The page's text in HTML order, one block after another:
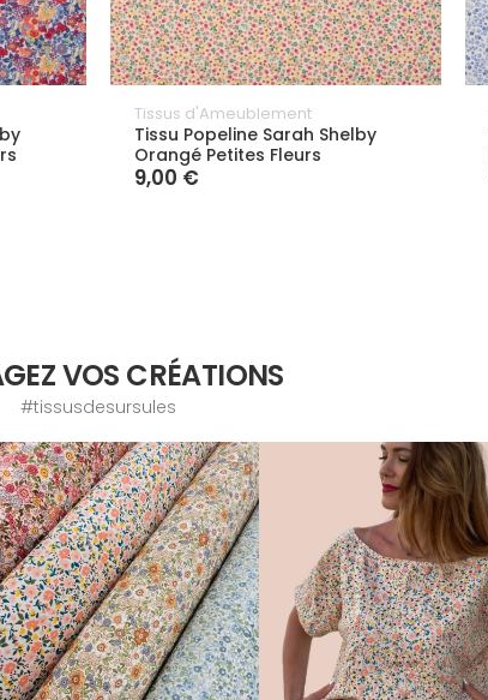
Tissus d'Ameublement
Tissu Popeline Sarah Shelby
Orangé Petites Fleurs
9,00 €
VOS CRÉATIONS
#tissusdesursules